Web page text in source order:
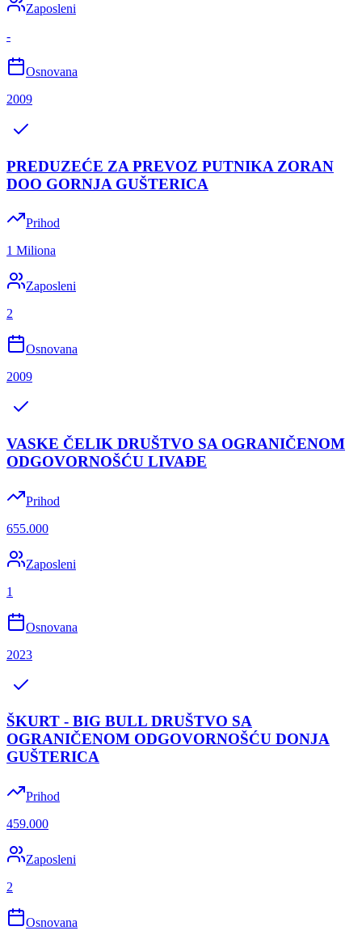
Zaposleni
-
Osnovana
2009
PREDUZEĆE ZA PREVOZ PUTNIKA ZORAN
DOO GORNJA GUŠTERICA
Prihod
1 Miliona
Zaposleni
2
Osnovana
2009
VASKE ČELIK DRUŠTVO SA OGRANIČENOM
ODGOVORNOŠĆU LIVAĐE
Prihod
655.000
Zaposleni
1
Osnovana
2023
ŠKURT - BIG BULL DRUŠTVO SA
OGRANIČENOM ODGOVORNOŠĆU DONJA
GUŠTERICA
Prihod
459.000
Zaposleni
2
Osnovana